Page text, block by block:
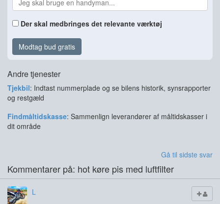
Der skal medbringes det relevante værktøj
Modtag bud gratis
Andre tjenester
Tjekbil: Indtast nummerplade og se bilens historik, synsrapporter
og restgæld
Findmåltidskasse: Sammenlign leverandører af måltidskasser i
dit område
Gå til sidste svar
Kommentarer på: hot køre pis med luftfilter
L